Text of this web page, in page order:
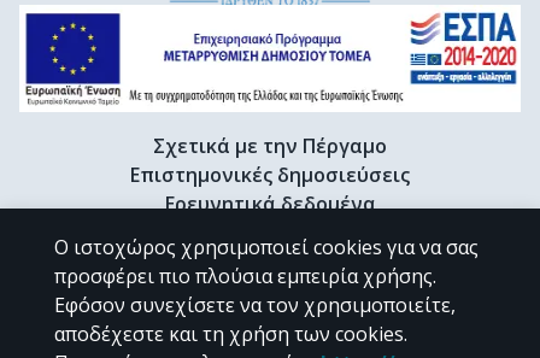
Σχετικά με την Πέργαμο
Επιστημονικές δημοσιεύσεις
Ερευνητικά δεδομένα
Διδακτορικές διατριβές & Γκρίζα βιβλιογραφία
Προφίλ Ερευνητή
Ο ιστοχώρος χρησιμοποιεί cookies για να σας
προσφέρει πιο πλούσια εμπειρία χρήσης.
Εφόσον συνεχίσετε να τον χρησιμοποιείτε,
αποδέχεστε και τη χρήση των cookies.